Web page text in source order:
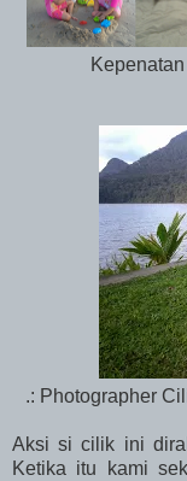
.: Photographer
Aksi si cilik ini
Ketika itu kami